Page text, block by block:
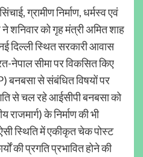
ग्रामीण निर्माण, धर्मस्व एवं
शनिवार को गृह मंत्री अमित शाह
दिल्ली स्थित सरकारी आवास
नेपाल सीमा पर विकसित किए
बनबसा से संबंधित विषयों पर
से चल रहे आईसीपी बनबसा को
राजमार्ग) के निर्माण की भी
स्थिति में एकीकृत चेक पोस्ट
की प्रगति प्रभावित होने की